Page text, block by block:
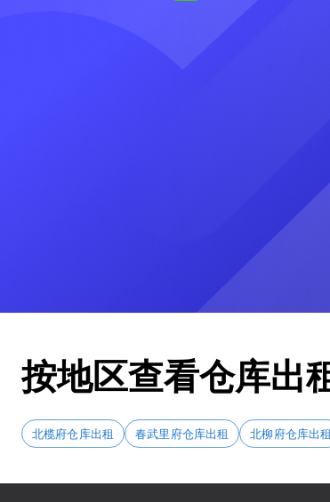
按地区查看仓库出
北榄府仓库出租 春武里府仓库出租 北柳府仓库出